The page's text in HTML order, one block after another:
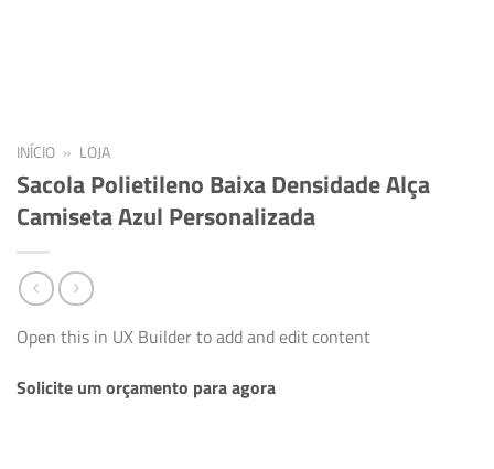
INÍCIO » LOJA
Sacola Polietileno Baixa Densidade Alça
Camiseta Azul Personalizada
Open this in UX Builder to add and edit content
Solicite um orçamento para agora